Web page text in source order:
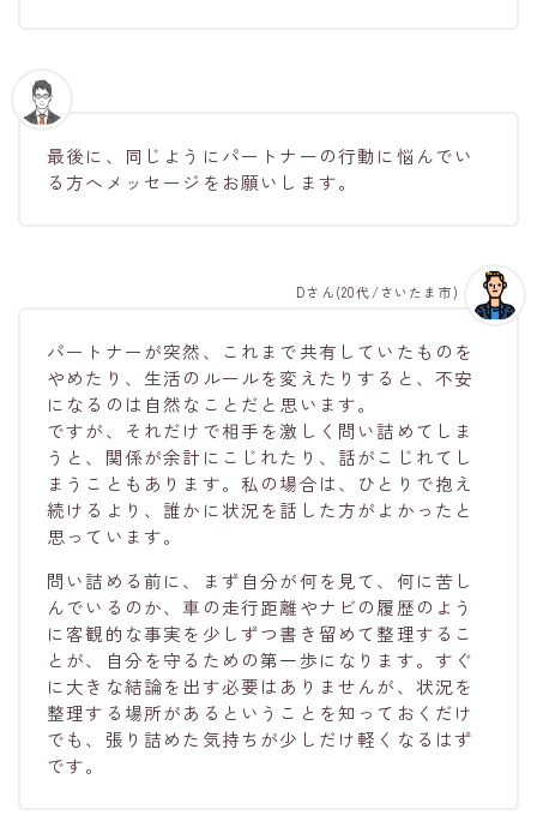
最後に、同じようにパートナーの行動に悩んでい
る方へメッセージをお願いします。
パートナーが突然、これまで共有していたものを
やめたり、生活のルールを変えたりすると、不安
になるのは自然なことだと思います。
ですが、それだけで相手を激しく問い詰めてしま
うと、関係が余計にこじれたり、話がこじれてし
まうこともあります。私の場合は、ひとりで抱え
続けるより、誰かに状況を話した方がよかったと
思っています。
問い詰める前に、まず自分が何を見て、何に苦し
んでいるのか、車の走行距離やナビの履歴のよう
に客観的な事実を少しずつ書き留めて整理するこ
とが、自分を守るための第一歩になります。すぐ
に大きな結論を出す必要はありませんが、状況を
整理する場所があるということを知っておくだけ
でも、張り詰めた気持ちが少しだけ軽くなるはず
です。
Dさん(20代/さいたま市)